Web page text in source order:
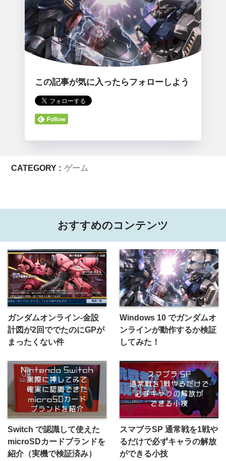
この記事が気に入ったらフォローしよう
CATEGORY : ゲーム
おすすめのコンテンツ
ガンダムオンライン-金設
計図が2回ででたのにGPが
まったくない件
Windows 10 でガンダムオ
ンラインが動作するか検証
してみた！
Switch で認識して使えた
microSDカードブランドを
紹介（実機で検証済み）
スマブラSP 通常戦を1戦や
るだけで必ずキャラの解放
ができる小技